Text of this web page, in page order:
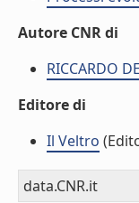
Autore CNR di
RICCARDO
Editore di
Il Veltro
data.CNR.it